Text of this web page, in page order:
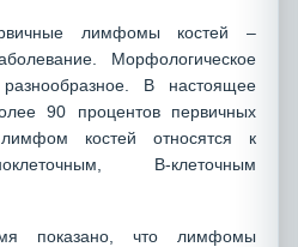
лимфомы костей –
Морфологическое
В настоящее
90 процентов первичных
костей относятся к
В-клеточным
показано, что лимфомы